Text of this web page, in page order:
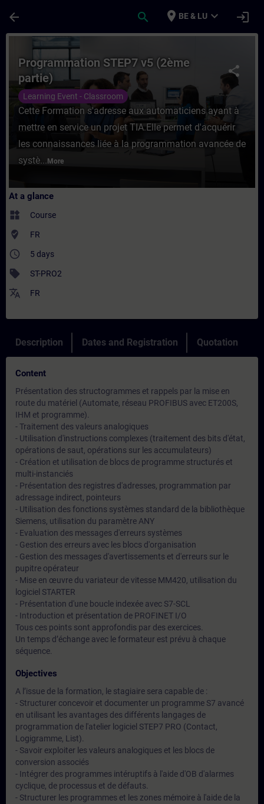
arrow_back search place BE & LU expand_more login
Course - Programmation STEP7 v5
share
Programmation STEP7 v5 (2ème
partie)
Learning Event - Classroom
Cette Formation s'adresse aux automaticiens ayant à
mettre en service un projet TIA.Elle permet d'acquérir
les connaissances liée à la programmation avancée de
systè... More
At a glance
widgets Course
where_to_vote FR
access_time 5 days
sell ST-PRO2
translate FR
Description Dates and Registration Quotation
Content
Présentation des structogrammes et rappels par la mise en
route du matériel (Automate, réseau PROFIBUS avec ET200S,
IHM et programme).
- Traitement des valeurs analogiques
- Utilisation d'instructions complexes (traitement des bits d'état,
opérations de saut, opérations sur les accumulateurs)
- Création et utilisation de blocs de programme structurés et
multi-instanciés
- Présentation des registres d'adresses, programmation par
adressage indirect, pointeurs
- Utilisation des fonctions systèmes standard de la bibliothèque
Siemens, utilisation du paramètre ANY
- Evaluation des messages d'erreurs systèmes
- Gestion des erreurs avec les blocs d'organisation
- Gestion des messages d'avertissements et d'erreurs sur le
pupitre opérateur
- Mise en œuvre du variateur de vitesse MM420, utilisation du
logiciel STARTER
- Présentation d'une boucle indexée avec S7-SCL
- Introduction et présentation de PROFINET I/O
Tous ces points sont approfondis par des exercices.
Un temps d’échange avec le formateur est prévu à chaque
séquence.
Objectives
A l’issue de la formation, le stagiaire sera capable de :
- Structurer concevoir et documenter un programme S7 avancé
en utilisant les avantages des différents langages de
programmation de l'atelier logiciel STEP7 PRO (Contact,
Logigramme, List).
- Savoir exploiter les valeurs analogiques et les blocs de
conversion associés
- Intégrer des programmes intéruptifs à l'aide d'OB d'alarmes
cyclique, de processus et de défauts.
- Structurer les programmes et les zones mémoire à l'aide de la